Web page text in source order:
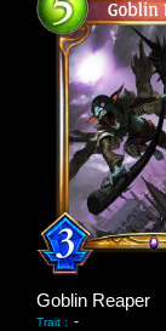
Goblin Reaper
Trait : -